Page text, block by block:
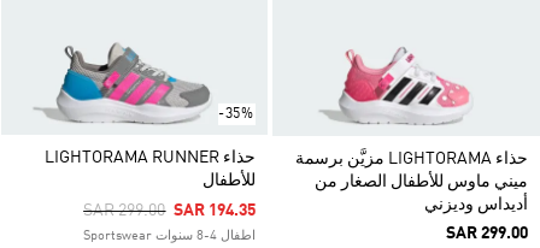
حذاء LIGHTORAMA مزيَّن برسمة
ميني ماوس للأطفال الصغار من
أديداس وديزني
SAR 299.00
-35%
حذاء LIGHTORAMA RUNNER
للأطفال
Price Reduced From
SAR 299.00ToSAR 194.35
اطفال 4-8 سنوات Sportswear